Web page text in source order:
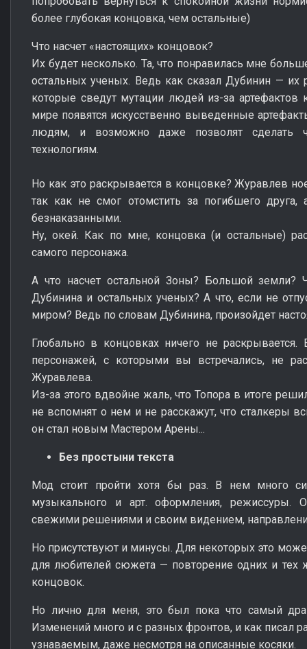
более глубокая концовка, чем остальные)
Что насчет «настоящих» концовок?
Их будет несколько. Та, что понравилась мне
остальных ученых. Ведь как сказал Дубинин — их
которые сведут мутации людей из-за
мире появятся искусственно выведенные
людям, и возможно даже позволят сделать
технологиям.
Но как это раскрывается в концовке? Журавлев
так как не смог отомстить за погибшего
безнаказанными.
Ну, окей. Как по мне, концовка (и остальные)
самого персонажа.
А что насчет остальной Зоны? Большой земли?
Дубинина и остальных ученых? А что, если не
миром? Ведь по словам Дубинина, произойдет
Глобально в концовках ничего не
персонажей, с которыми вы встречались, не
Журавлева.
Из-за этого вдвойне жаль, что Топора в итоге
не вспомнят о нем и не расскажут, что сталкеры
он стал новым Мастером Арены...
Без простыни текста
Мод стоит пройти хотя бы раз. В нем много
музыкального и арт. оформления, режиссуры.
свежими решениями и своим видением,
Но присутствуют и минусы. Для некоторых это
для любителей сюжета — повторение одних и тех
концовок.
Но лично для меня, это был пока что самый
Изменений много и с разных фронтов, и как писал
узнаваемым, даже несмотря на описанные косяки.